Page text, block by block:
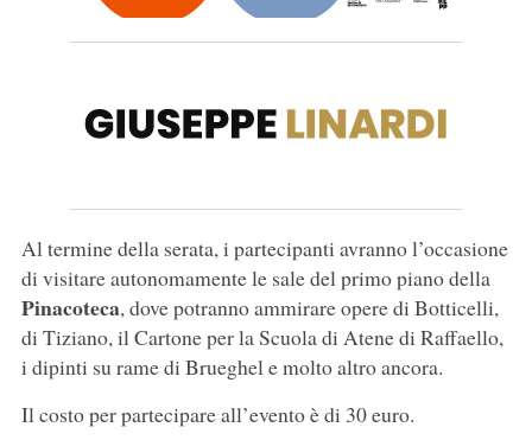
Al termine della serata, i partecipanti avranno l’occasione
di visitare autonomamente le sale del primo piano della
Pinacoteca, dove potranno ammirare opere di Botticelli,
di Tiziano, il Cartone per la Scuola di Atene di Raffaello,
i dipinti su rame di Brueghel e molto altro ancora.
Il costo per partecipare all’evento è di 30 euro.